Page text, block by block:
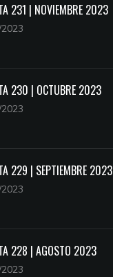
231 | NOVIEMBRE 2023
230 | OCTUBRE 2023
229 | SEPTIEMBRE 2023
228 | AGOSTO 2023